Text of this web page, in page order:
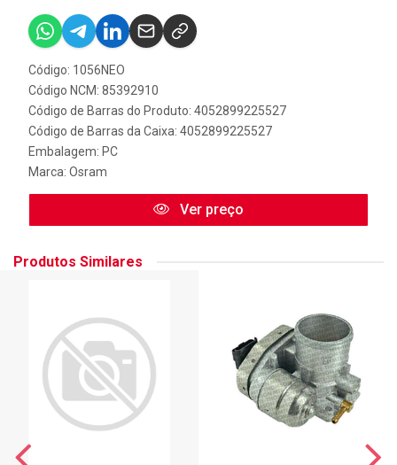
Código: 1056NEO
Código NCM: 85392910
Código de Barras do Produto: 4052899225527
Código de Barras da Caixa: 4052899225527
Embalagem: PC
Marca: Osram
Ver preço
Produtos Similares